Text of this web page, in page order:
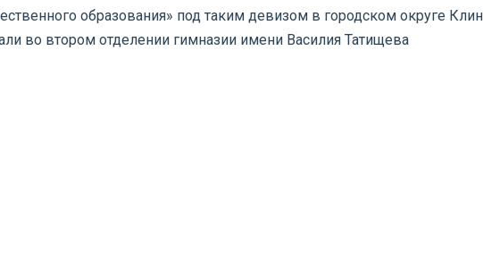
образования» под таким девизом в городском округе
во втором отделении гимназии имени Василия Татищева